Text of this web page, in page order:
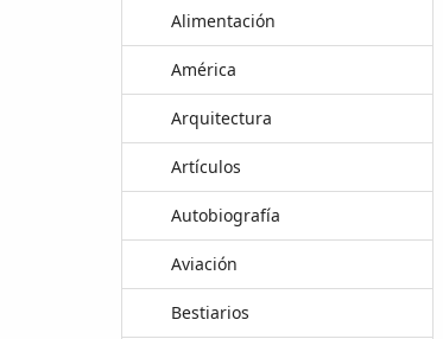
Alimentación
América
Arquitectura
Artículos
Autobiografía
Aviación
Bestiarios